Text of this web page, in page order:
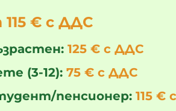
€ с ДДС
125 € с ДДС
(3-12): 75 € с ДДС
пенсионер: 115 € с